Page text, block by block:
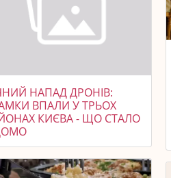
НАПАД ДРОНІВ:
ВПАЛИ У ТРЬОХ
КИЄВА - ЩО СТАЛО